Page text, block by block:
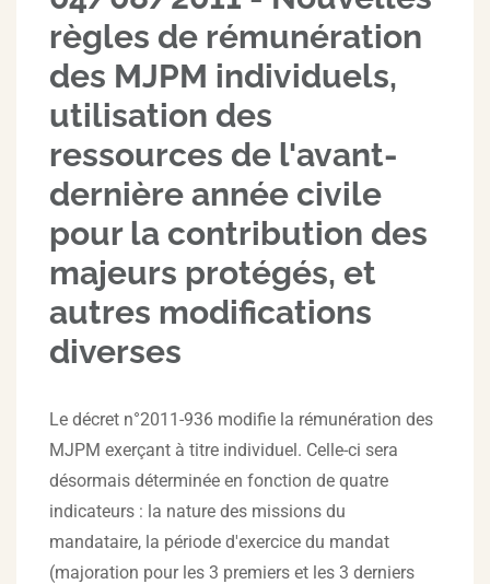
règles de rémunération
des MJPM individuels,
utilisation des
ressources de l'avant-
dernière année civile
pour la contribution des
majeurs protégés, et
autres modifications
diverses
Le décret n°2011-936 modifie la rémunération des
MJPM exerçant à titre individuel. Celle-ci sera
désormais déterminée en fonction de quatre
indicateurs : la nature des missions du
mandataire, la période d'exercice du mandat
(majoration pour les 3 premiers et les 3 derniers